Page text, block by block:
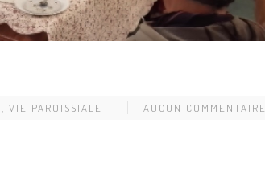
VIE PAROISSIALE AUCUN COMMENTAIRE